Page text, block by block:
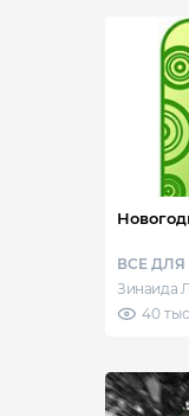
ВСЕ
Зинаида
40